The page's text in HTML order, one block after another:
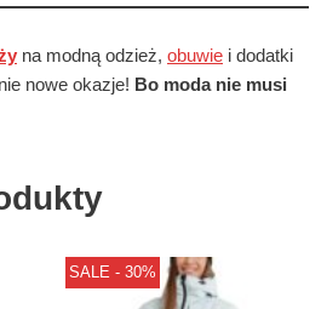
na modną odzież, obuwie i dodatki
nowe okazje! Bo moda nie musi
SALE - 30%